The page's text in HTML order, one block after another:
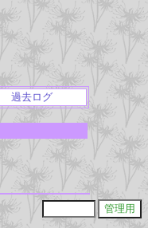
過去ログ